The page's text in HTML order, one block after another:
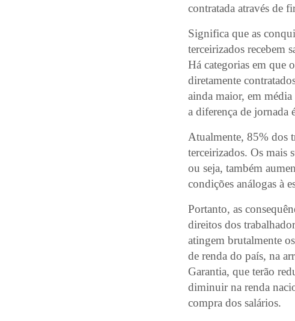
contratada através de
Significa que as
terceirizados recebem
Há categorias em que
diretamente
ainda maior, em
a diferença de jornada
Atualmente, 85% dos
terceirizados. Os mais
ou seja, também
condições análogas à
Portanto, as
direitos dos
atingem brutalmente
de renda do país, na
Garantia, que terão
diminuir na renda
compra dos salários.